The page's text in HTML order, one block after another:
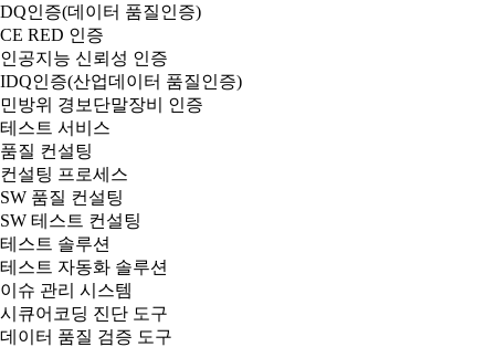
DQ인증(데이터 품질인증)
CE RED 인증
인공지능 신뢰성 인증
IDQ인증(산업데이터 품질인증)
민방위 경보단말장비 인증
테스트 서비스
품질 컨설팅
컨설팅 프로세스
SW 품질 컨설팅
SW 테스트 컨설팅
테스트 솔루션
테스트 자동화 솔루션
이슈 관리 시스템
시큐어코딩 진단 도구
데이터 품질 검증 도구